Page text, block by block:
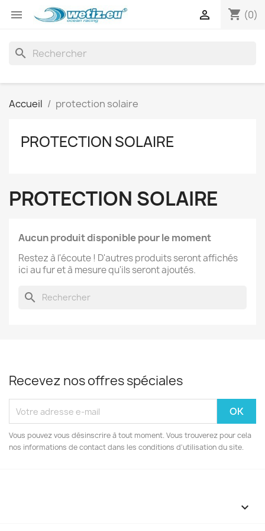
 shopping_cart (0)

search
Accueil protection solaire
PROTECTION SOLAIRE
PROTECTION SOLAIRE
Aucun produit disponible pour le moment
Restez à l'écoute ! D'autres produits seront affichés
ici au fur et à mesure qu'ils seront ajoutés.
search
Recevez nos offres spéciales
Vous pouvez vous désinscrire à tout moment. Vous trouverez pour cela
nos informations de contact dans les conditions d'utilisation du site.
